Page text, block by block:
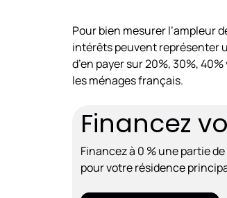
Pour bien mesurer l’ampleur
intérêts peuvent représenter
d’en payer sur 20%, 30%,
les ménages français.
Financez
Financez à 0 % une partie
pour votre résidence